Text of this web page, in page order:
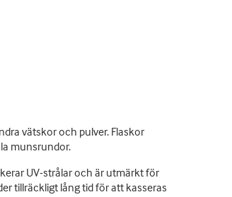
vätskor och pulver. Flaskor
munsrundor.
UV-strålar och är utmärkt för
tillräckligt lång tid för att kasseras